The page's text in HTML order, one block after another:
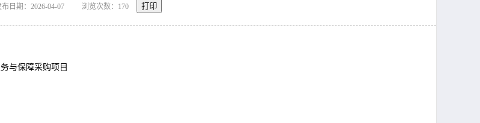
布日期：2026-04-07 浏览次数： 170 打印
与保障采购项目